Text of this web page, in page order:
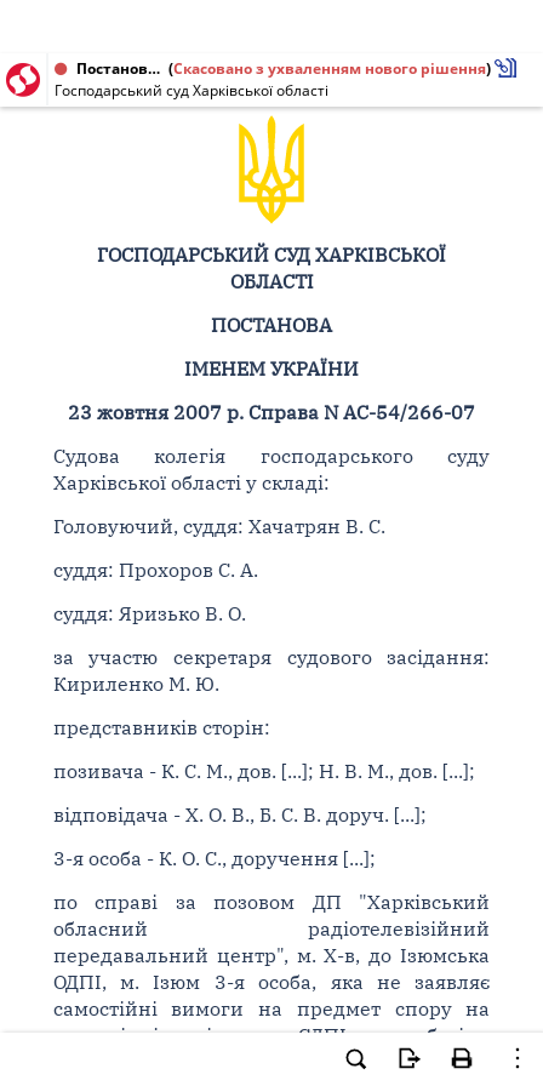
Постанова від 23.10.2007 № АС-54/266-07 (Скасовано з ухваленням нового рішення)
Господарський суд Харківської області
ГОСПОДАРСЬКИЙ СУД ХАРКІВСЬКОЇ
ОБЛАСТІ
ПОСТАНОВА
ІМЕНЕМ УКРАЇНИ
23 жовтня 2007 р. Справа N АС-54/266-07
Судова колегія господарського суду
Харківської області у складі:
Головуючий, суддя: Хачатрян В. С.
суддя: Прохоров С. А.
суддя: Яризько В. О.
за участю секретаря судового засідання:
Кириленко М. Ю.
представників сторін:
позивача - К. С. М., дов. [...]; Н. В. М., дов. [...];
відповідача - Х. О. В., Б. С. В. доруч. [...];
3-я особа - К. О. С., доручення [...];
по справі за позовом ДП "Харківський
обласний радіотелевізійний
передавальний центр", м. Х-в, до Ізюмська
ОДПІ, м. Ізюм 3-я особа, яка не заявляє
самостійні вимоги на предмет спору на
стороні відповідача - СДПІ по роботі з
великими платниками податків у м. Харкові